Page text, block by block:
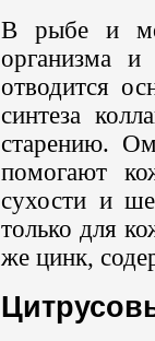
В рыбе и
организма
отводится
синтеза
старению.
помогают
сухости и
только для
же цинк,